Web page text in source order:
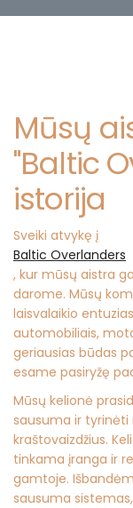
Mūsų
"Baltic
istorija
Sveiki atvykę į
Baltic Overlanders
, kur mūsų aistra
darome. Mūsų
laisvalaikio
automobiliais,
geriausias būdas
esame pasiryžę
Mūsų kelionė
sausuma ir tyrinėti
kraštovaizdžius.
tinkama įranga ir
gamtoje.
sausuma